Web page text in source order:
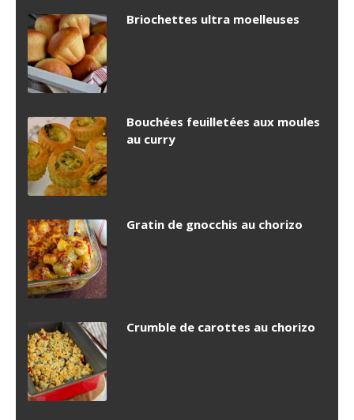
Briochettes ultra moelleuses
Bouchées feuilletées aux moules
au curry
Gratin de gnocchis au chorizo
Crumble de carottes au chorizo